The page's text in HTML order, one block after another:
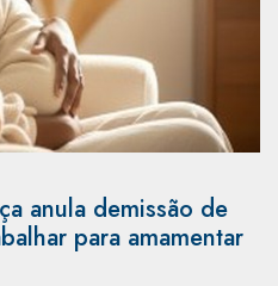
anula demissão de
para amamentar